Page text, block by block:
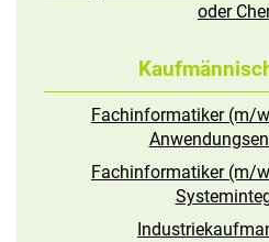
oder
Fachinformatiker (m/
Fachinformatiker (m/